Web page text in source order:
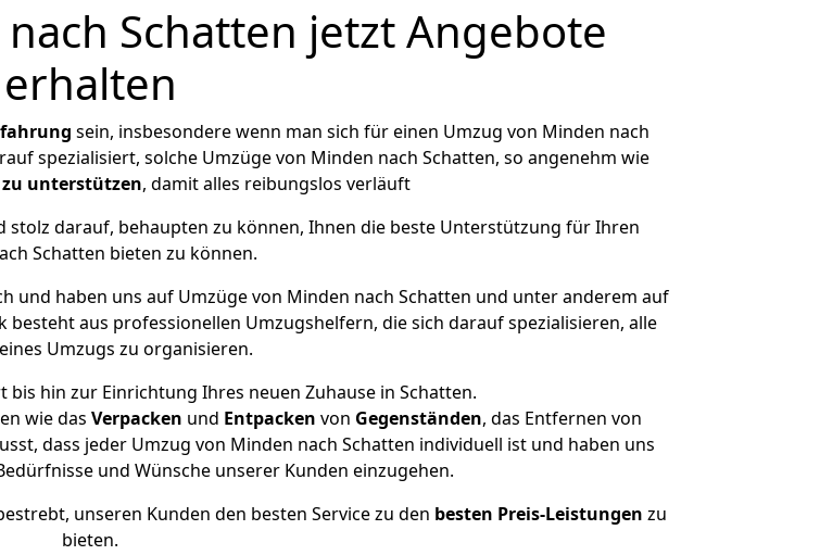
Schatten jetzt Angebote
erhalten
sein, insbesondere wenn man sich für einen Umzug von Minden nach
spezialisiert, solche Umzüge von Minden nach Schatten, so angenehm wie
zu unterstützen, damit alles reibungslos verläuft
stolz darauf, behaupten zu können, Ihnen die beste Unterstützung für Ihren
Schatten bieten zu können.
und haben uns auf Umzüge von Minden nach Schatten und unter anderem auf
besteht aus professionellen Umzugshelfern, die sich darauf spezialisieren, alle
Umzugs zu organisieren.
hin zur Einrichtung Ihres neuen Zuhause in Schatten.
wie das Verpacken und Entpacken von Gegenständen, das Entfernen von
dass jeder Umzug von Minden nach Schatten individuell ist und haben uns
und Wünsche unserer Kunden einzugehen.
unseren Kunden den besten Service zu den besten Preis-Leistungen zu
bieten.